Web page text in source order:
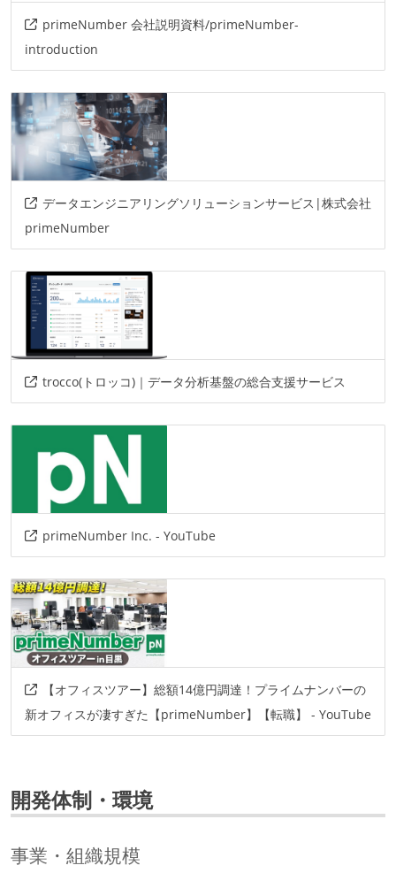
primeNumber 会社説明資料/primeNumber-
introduction
データエンジニアリングソリューションサービス|株式会社
primeNumber
trocco(トロッコ)｜データ分析基盤の総合支援サービス
primeNumber Inc. - YouTube
【オフィスツアー】総額14億円調達！プライムナンバーの
新オフィスが凄すぎた【primeNumber】【転職】 - YouTube
開発体制・環境
事業・組織規模